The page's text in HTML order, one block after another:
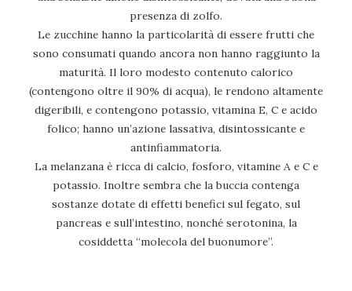
presenza di zolfo.
Le zucchine hanno la particolarità di essere frutti che
sono consumati quando ancora non hanno raggiunto la
maturità. Il loro modesto contenuto calorico
(contengono oltre il 90% di acqua), le rendono altamente
digeribili, e contengono potassio, vitamina E, C e acido
folico; hanno un’azione lassativa, disintossicante e
antinfiammatoria.
La melanzana è ricca di calcio, fosforo, vitamine A e C e
potassio. Inoltre sembra che la buccia contenga
sostanze dotate di effetti benefici sul fegato, sul
pancreas e sull’intestino, nonché serotonina, la
cosiddetta “molecola del buonumore”.